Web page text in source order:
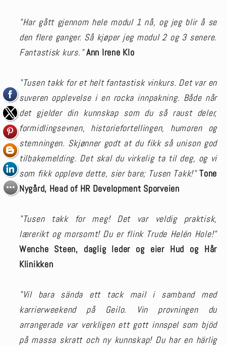
"Har gått gjennom hele modul 1 nå, og jeg blir å se
den flere ganger. Så kjøper jeg modul 2 og 3 senere.
Fantastisk kurs."Ann Irene Klo
"Tusen takk for et helt fantastisk vinkurs. Det var en
suveren opplevelse i en rocka innpakning. Både når
det gjelder din kunnskap som du så raust deler,
formidlingsevnen, historiefortellingen, humoren og
stemningen. Skjønner godt at du fikk så unison god
tilbakemelding. Det skal du virkelig ta til deg, og vi
som fikk oppleve dette, sier bare; Tusen Takk!"Tone
Nygård, Head of HR Development Sporveien
"Tusen takk for meg! Det var veldig praktisk,
lærerikt og morsomt! Du er flink Trude Helén Hole!"
Wenche Steen, daglig leder og eier Hud og Hår
Klinikken
"Vil bara sända ett tack mail i samband med
karrierweekend på Geilo. Vin provningen du
arrangerade var verkligen ett gott innspel som bjöd
på massa skratt och ny kunnskap! Du har en härlig